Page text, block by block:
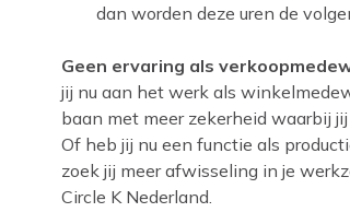
dan worden deze uren de
Geen ervaring als
jij nu aan het werk als
baan met meer zekerheid waarbij
Of heb jij nu een functie als
zoek jij meer afwisseling in je
Circle K Nederland.